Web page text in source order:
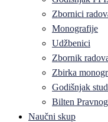
Zbornici
Monografije
Udžbenici
Zbornik
Zbirka
Godišnjak
Bilten
Naučni skup